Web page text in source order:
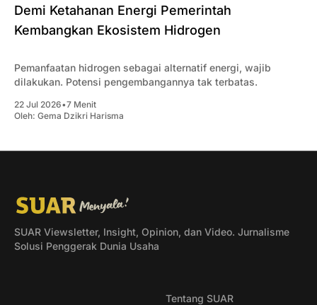
Demi Ketahanan Energi Pemerintah
Kembangkan Ekosistem Hidrogen
Pemanfaatan hidrogen sebagai alternatif energi, wajib
dilakukan. Potensi pengembangannya tak terbatas.
22 Jul 2026•7 Menit
Oleh: Gema Dzikri Harisma
SUAR Viewsletter, Insight, Opinion, dan Video. Jurnalisme
Solusi Penggerak Dunia Usaha
Tentang SUAR